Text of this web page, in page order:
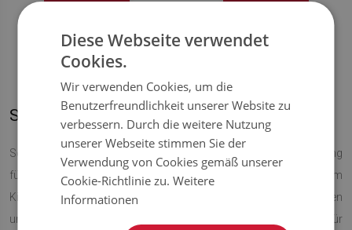
Stuhlunterlagen mit Landkarten
Schutzmatten mit Landkartenmustern sind die perfekte Ergänzung
für eine Wohnung im Kolonialstil, machen aber auch in einem
Kinderzimmer eine gute Figur. Sie sind ideal für Liebhaber von Reisen
und Geschichte oder für diejenigen, die nach einer originellen Idee für
Diese Webseite verwendet
Cookies.
Wir verwenden Cookies, um die
Benutzerfreundlichkeit unserer Website zu
verbessern. Durch die weitere Nutzung
unserer Webseite stimmen Sie der
Verwendung von Cookies gemäß unserer
Cookie-Richtlinie zu.Weitere
Informationen